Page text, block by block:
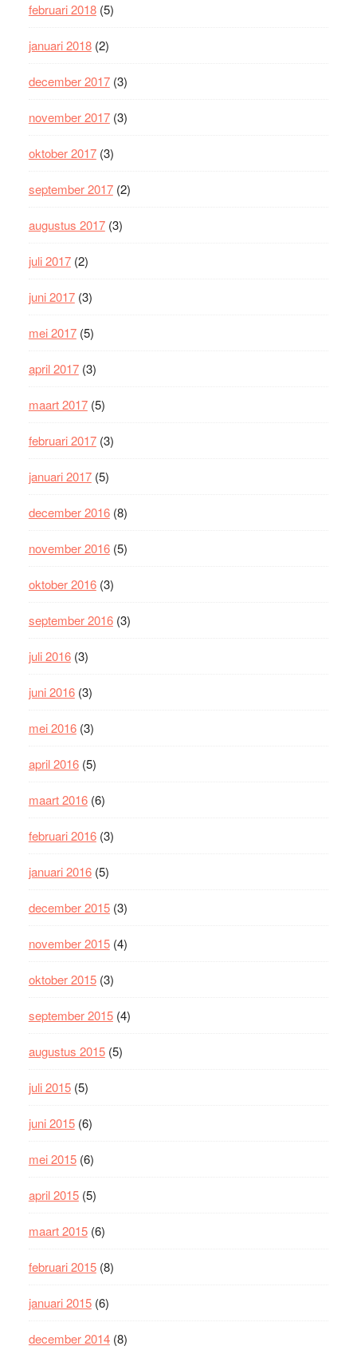
februari 2018(5)
januari 2018(2)
december 2017(3)
november 2017(3)
oktober 2017(3)
september 2017(2)
augustus 2017(3)
juli 2017(2)
juni 2017(3)
mei 2017(5)
april 2017(3)
maart 2017(5)
februari 2017(3)
januari 2017(5)
december 2016(8)
november 2016(5)
oktober 2016(3)
september 2016(3)
juli 2016(3)
juni 2016(3)
mei 2016(3)
april 2016(5)
maart 2016(6)
februari 2016(3)
januari 2016(5)
december 2015(3)
november 2015(4)
oktober 2015(3)
september 2015(4)
augustus 2015(5)
juli 2015(5)
juni 2015(6)
mei 2015(6)
april 2015(5)
maart 2015(6)
februari 2015(8)
januari 2015(6)
december 2014(8)